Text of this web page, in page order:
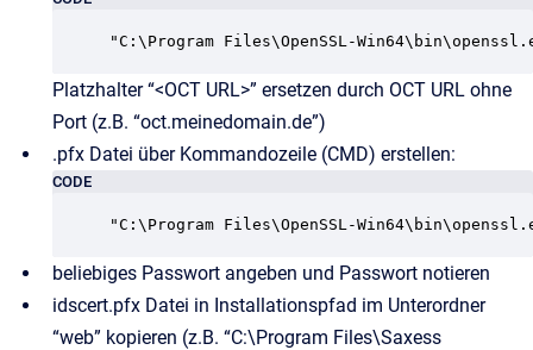
"C:\Program Files\OpenSSL-
Platzhalter “<OCT URL>” ersetzen durch OCT URL ohne
Port (z.B. “oct.meinedomain.de”)
.pfx Datei über Kommandozeile (CMD) erstellen:
CODE
"C:\Program Files\OpenSSL-
beliebiges Passwort angeben und Passwort notieren
idscert.pfx Datei in Installationspfad im Unterordner
“web” kopieren (z.B. “C:\Program Files\Saxess